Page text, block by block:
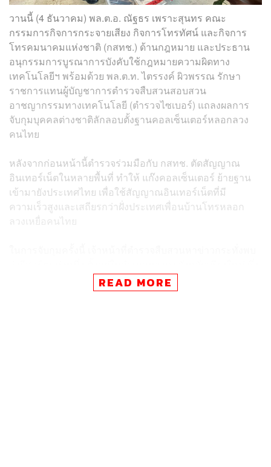
วานนี้ (4 ธันวาคม) พล.ต.อ. ณัฐธร เพราะสุนทร คณะ
กรรมการกิจการกระจายเสียง กิจการโทรทัศน์ และกิจการ
โทรคมนาคมแห่งชาติ (กสทช.) ด้านกฎหมาย และประธาน
อนุกรรมการบูรณาการบังคับใช้กฎหมายความผิดทาง
เทคโนโลยีฯ พร้อมด้วย พล.ต.ท. ไตรรงค์ ผิวพรรณ รักษา
ราชการแทนผู้บัญชาการตำรวจสืบสวนสอบสวน
อาชญากรรมทางเทคโนโลยี (ตำรวจไซเบอร์) แถลงผลการ
จับกุมบุคคลต่างชาติลักลอบตั้งฐานคอลเซ็นเตอร์หลอกลวง
คนไทย
หลังจากก่อนหน้านี้ตำรวจร่วมมือกับ กสทช. ตัดสัญญาณ
อินเทอร์เน็ตในหลายพื้นที่ ทำให้ แก๊งคอลเซ็นเตอร์ ย้ายฐาน
เข้ามายังประเทศไทย เพื่อใช้สัญญาณอินเทอร์เน็ตที่มี
ความเร็วสูงและเสถียรกว่าฝั่งประเทศเพื่อนบ้านโทรหลอก
ลวงเหยื่อคนไทย
ปิดให้บริการไปในช่วงสถานการณ์โควิด แต่กลับให้เช่าทั้งรี
สอร์ตโดยไม่เปิดให้บุคคลทั่วไปเข้าพัก และมีคนต่างชาติเข้า-
READ MORE